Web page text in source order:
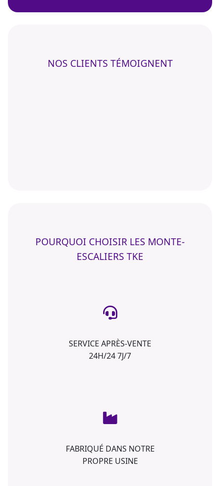
NOS CLIENTS TÉMOIGNENT
POURQUOI CHOISIR LES MONTE-
ESCALIERS TKE
SERVICE APRÈS-VENTE
24H/24 7J/7
FABRIQUÉ DANS NOTRE
PROPRE USINE